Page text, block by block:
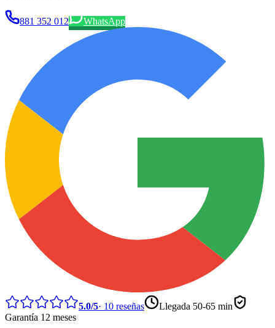
881 352 012 WhatsApp
5.0/5· 10 reseñas Llegada 50-65 min
Garantía 12 meses